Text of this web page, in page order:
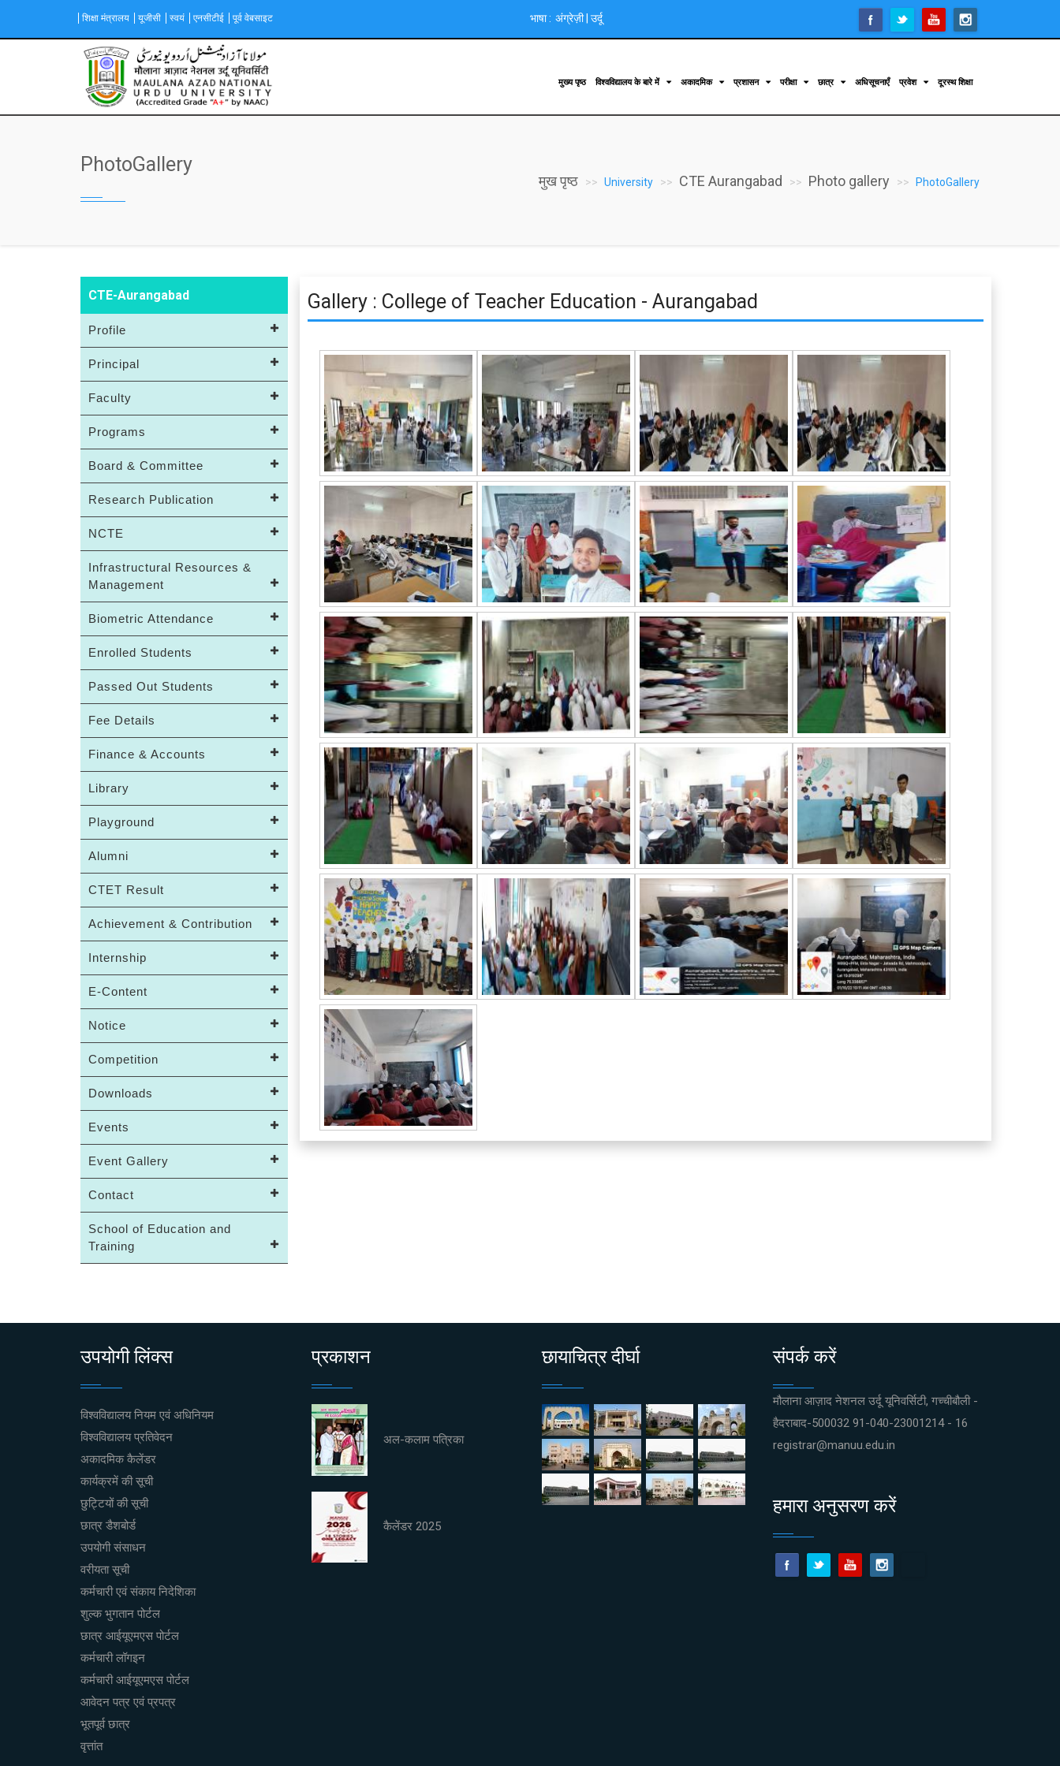
main
शिक्षा मंत्रालय यूजीसी स्वयं एनसीटीई पूर्व वेबसाइट भाषा : अंग्रेज़ी उर्दू
Main
navigation
मुख्य पृष्ठ विश्वविद्यालय के बारे में अकादमिक प्रशासन परीक्षा छात्र अधिसूचनाएँ प्रवेश दूरस्थ शिक्षा
PhotoGallery
मुख पृष्ठ University CTE Aurangabad Photo gallery PhotoGallery
CTE-Aurangabad
Profile
Principal
Faculty
Programs
Board & Committee
Research Publication
NCTE
Infrastructural Resources &
Management
Biometric Attendance
Enrolled Students
Passed Out Students
Fee Details
Finance & Accounts
Library
Playground
Alumni
CTET Result
Achievement & Contribution
Internship
E-Content
Notice
Competition
Downloads
Events
Event Gallery
Contact
School of Education and
Training
Gallery : College of Teacher Education - Aurangabad
उपयोगी लिंक्स
विश्वविद्यालय नियम एवं अधिनियम
विश्वविद्यालय प्रतिवेदन
अकादमिक कैलेंडर
कार्यक्रमें की सूची
छुट्टियों की सूची
छात्र डैशबोर्ड
उपयोगी संसाधन
वरीयता सूची
कर्मचारी एवं संकाय निदेशिका
शुल्क भुगतान पोर्टल
छात्र आईयूएमएस पोर्टल
कर्मचारी लॉगइन
कर्मचारी आईयूएमएस पोर्टल
आवेदन पत्र एवं प्रपत्र
भूतपूर्व छात्र
वृत्तांत
प्रकाशन
अल-कलाम पत्रिका
कैलेंडर 2025
छायाचित्र दीर्घा संपर्क करें
मौलाना आज़ाद नेशनल उर्दू यूनिवर्सिटी, गच्चीबौली -
हैदराबाद-500032 91-040-23001214 - 16
registrar@manuu.edu.in
हमारा अनुसरण करें